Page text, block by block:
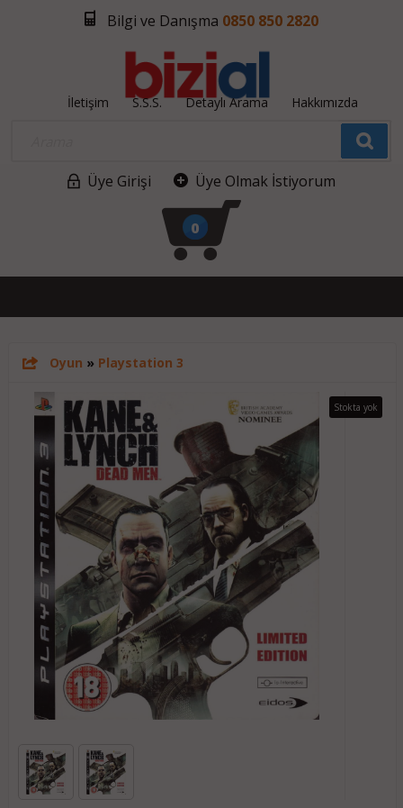
Bilgi ve Danışma 0850 850 2820
İletişim S.S.S. Detaylı Arama Hakkımızda
Üye Girişi Üye Olmak İstiyorum
0
Oyun » Playstation 3
Stokta yok